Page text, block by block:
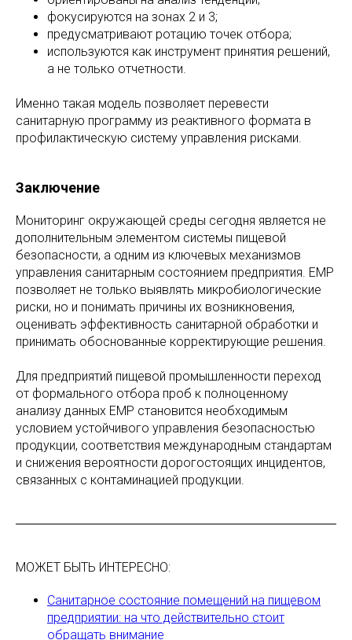
фокусируются на зонах 2 и 3;
предусматривают ротацию точек отбора;
используются как инструмент принятия решений,
а не только отчетности.
Именно такая модель позволяет перевести
санитарную программу из реактивного формата в
профилактическую систему управления рисками.
Заключение
Мониторинг окружающей среды сегодня является не
дополнительным элементом системы пищевой
безопасности, а одним из ключевых механизмов
управления санитарным состоянием предприятия. EMP
позволяет не только выявлять микробиологические
риски, но и понимать причины их возникновения,
оценивать эффективность санитарной обработки и
принимать обоснованные корректирующие решения.
Для предприятий пищевой промышленности переход
от формального отбора проб к полноценному
анализу данных EMP становится необходимым
условием устойчивого управления безопасностью
продукции, соответствия международным стандартам
и снижения вероятности дорогостоящих инцидентов,
связанных с контаминацией продукции.
МОЖЕТ БЫТЬ ИНТЕРЕСНО:
Санитарное состояние помещений на пищевом
предприятии: на что действительно стоит
обращать внимание